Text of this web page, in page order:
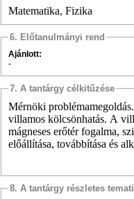
Matematika, Fizika
6. Előtanulmányi rend
Ajánlott:
-
7. A tantárgy célkitűzése
Mérnöki
villamos kölcsönhatás. A
mágneses erőtér fogalma,
előállítása, továbbítása és
8. A tantárgy részletes